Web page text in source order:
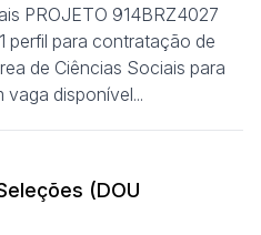
PROJETO 914BRZ4027
perfil para contratação de
de Ciências Sociais para
disponível...
(DOU